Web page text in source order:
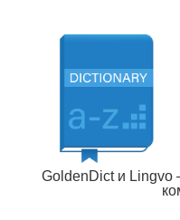
содержимому
GoldenDict и Lingvo